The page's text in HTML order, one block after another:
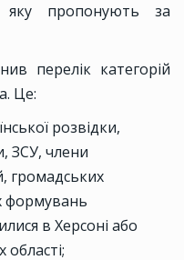
пропонують за
перелік категорій
Це:
розвідки,
ЗСУ, члени
громадських
формувань
в Херсоні або